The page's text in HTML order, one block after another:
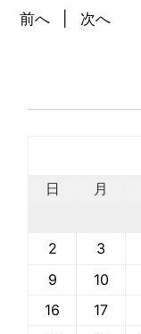
前へ 次へ
日
月
2
3
9
10
16
17